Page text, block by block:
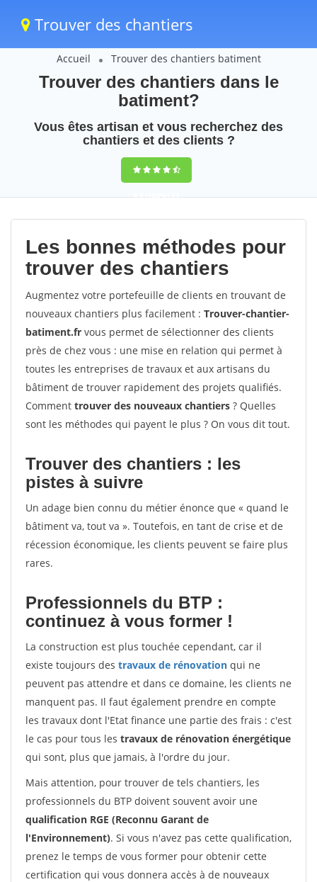
Trouver des chantiers
Accueil Trouver des chantiers batiment
Trouver des chantiers dans le
batiment?
Vous êtes artisan et vous recherchez des
chantiers et des clients ?
9,5(100%)25
votes
Les bonnes méthodes pour
trouver des chantiers
Augmentez votre portefeuille de clients en trouvant de
nouveaux chantiers plus facilement : Trouver-chantier-
batiment.fr vous permet de sélectionner des clients
près de chez vous : une mise en relation qui permet à
toutes les entreprises de travaux et aux artisans du
bâtiment de trouver rapidement des projets qualifiés.
Comment trouver des nouveaux chantiers ? Quelles
sont les méthodes qui payent le plus ? On vous dit tout.
Trouver des chantiers : les
pistes à suivre
Un adage bien connu du métier énonce que « quand le
bâtiment va, tout va ». Toutefois, en tant de crise et de
récession économique, les clients peuvent se faire plus
rares.
Professionnels du BTP :
continuez à vous former !
La construction est plus touchée cependant, car il
existe toujours des travaux de rénovation qui ne
peuvent pas attendre et dans ce domaine, les clients ne
manquent pas. Il faut également prendre en compte
les travaux dont l'Etat finance une partie des frais : c'est
le cas pour tous les travaux de rénovation énergétique
qui sont, plus que jamais, à l'ordre du jour.
Mais attention, pour trouver de tels chantiers, les
professionnels du BTP doivent souvent avoir une
qualification RGE (Reconnu Garant de
l'Environnement). Si vous n'avez pas cette qualification,
prenez le temps de vous former pour obtenir cette
certification qui vous donnera accès à de nouveaux